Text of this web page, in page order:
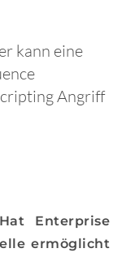
kann eine
Angriff
Enterprise
ermöglicht